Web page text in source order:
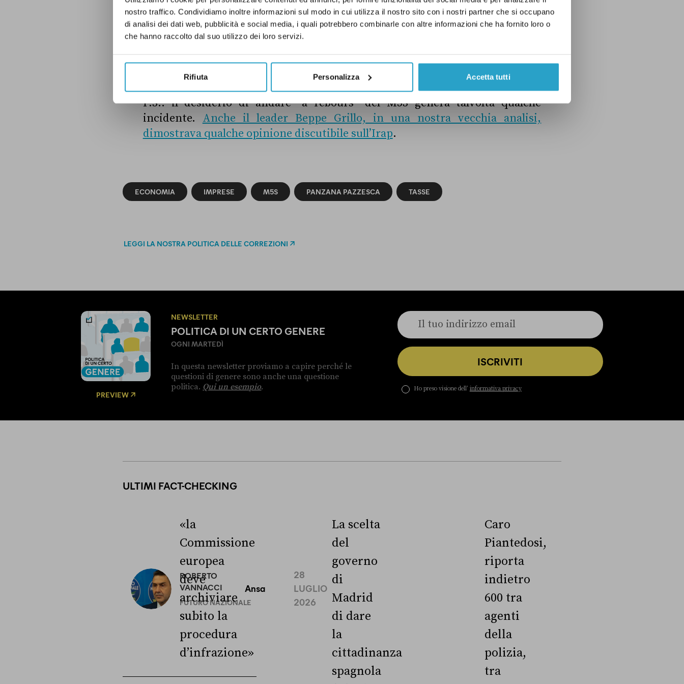
nostro traffico. Condividiamo inoltre informazioni sul modo in cui utilizza il nostro sito con i nostri partner che si occupano
di analisi dei dati web, pubblicità e social media, i quali potrebbero combinarle con altre informazioni che ha fornito loro o
che hanno raccolto dal suo utilizzo dei loro servizi.
Rifiuta Personalizza Accetta tutti
Insomma, l’esponente a 5 stelle si rivela poco preparato nella materia: il
P.S.: il desiderio di andare “à rebours” del M5S genera talvolta qualche
incidente. Anche il leader Beppe Grillo, in una nostra vecchia analisi,
dimostrava qualche opinione discutibile sull’Irap.
ECONOMIA IMPRESE M5S PANZANA PAZZESCA TASSE
LEGGI LA NOSTRA POLITICA DELLE CORREZIONI
PREVIEW
NEWSLETTER
POLITICA DI UN CERTO GENERE
OGNI MARTEDÌ
In questa newsletter proviamo a capire perché le
questioni di genere sono anche una questione
politica. Qui un esempio.
ISCRIVITI
Ho preso visione dell’ informativa privacy
ULTIMI FACT-CHECKING
ROBERTO
VANNACCI
FUTURO NAZIONALE
«la
Commissione
europea
deve
archiviare
subito la
procedura
d’infrazione»
Ansa
28
LUGLIO
2026
La scelta
del
governo
di
Madrid
di dare
la
cittadinanza
spagnola
Caro
Piantedosi,
riporta
indietro
600 tra
agenti
della
polizia,
tra